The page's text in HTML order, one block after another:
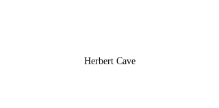
Herbert Cave